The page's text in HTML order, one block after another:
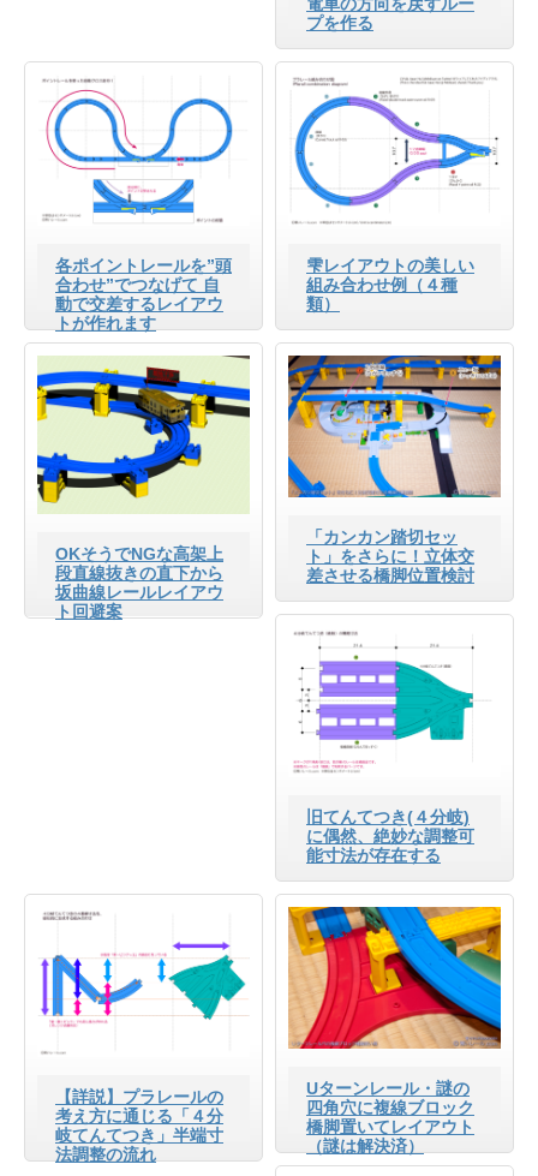
電車の方向を戻すルー
プを作る
各ポイントレールを”頭
合わせ”でつなげて 自
動で交差するレイアウ
トが作れます
雫レイアウトの美しい
組み合わせ例（４種
類）
OKそうでNGな高架上
段直線抜きの直下から
坂曲線レールレイアウ
ト回避案
「カンカン踏切セッ
ト」をさらに！立体交
差させる橋脚位置検討
旧てんてつき(４分岐)
に偶然、絶妙な調整可
能寸法が存在する
【詳説】プラレールの
考え方に通じる「４分
岐てんてつき」半端寸
法調整の流れ
Uターンレール・謎の
四角穴に複線ブロック
橋脚置いてレイアウト
（謎は解決済）